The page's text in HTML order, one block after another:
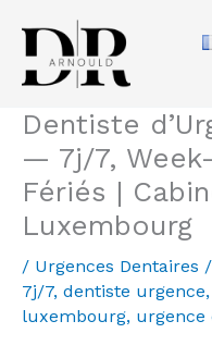
contenu
Dentiste
— 7j/7,
Fériés |
Luxembourg
/ Urgences Dentaires
7j/7, dentiste urgence,
luxembourg, urgence